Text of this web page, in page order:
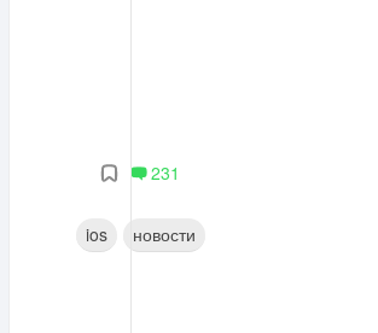
231
ios новости